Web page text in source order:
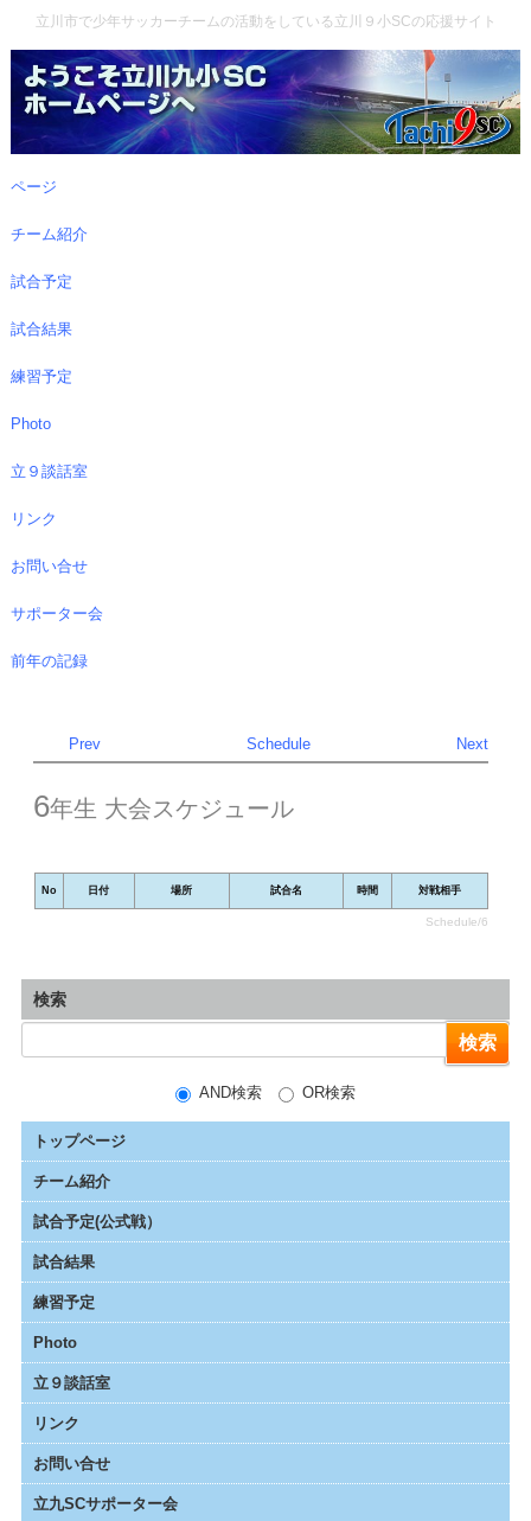
立川市で少年サッカーチームの活動をしている立川９小SCの応援サイト
ページ
チーム紹介
試合予定
試合結果
練習予定
Photo
立９談話室
リンク
お問い合せ
サポーター会
前年の記録
Prev Next
Schedule
6年生 大会スケジュール
No 日付 場所 試合名 時間 対戦相手
Schedule/6
検索
AND検索 OR検索
トップページ
チーム紹介
試合予定(公式戦）
試合結果
練習予定
Photo
立９談話室
リンク
お問い合せ
立九SCサポーター会